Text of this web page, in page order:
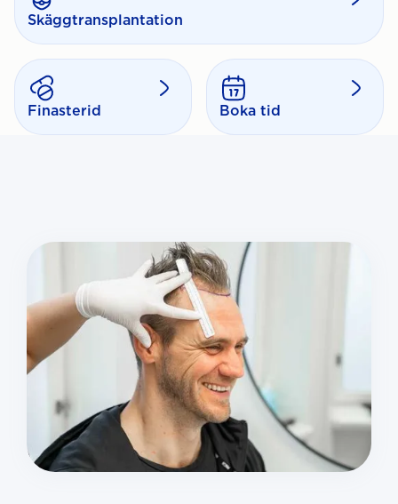
Skäggtransplantation
Finasterid Boka tid